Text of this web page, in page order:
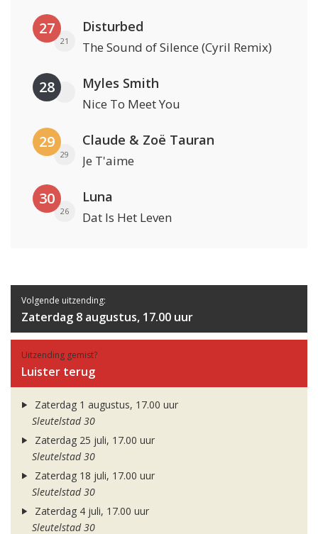
27
21
Disturbed
The Sound of Silence (Cyril Remix)
28 Myles Smith
Nice To Meet You
29
29
Claude & Zoë Tauran
Je T'aime
30
26
Luna
Dat Is Het Leven
Volgende uitzending:
Zaterdag 8 augustus, 17.00 uur
Uitzending gemist?
Luister terug
Zaterdag 1 augustus, 17.00 uur
Sleutelstad 30
Zaterdag 25 juli, 17.00 uur
Sleutelstad 30
Zaterdag 18 juli, 17.00 uur
Sleutelstad 30
Zaterdag 4 juli, 17.00 uur
Sleutelstad 30